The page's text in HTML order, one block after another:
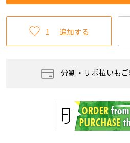
1 追加する
分割・リボ払いも